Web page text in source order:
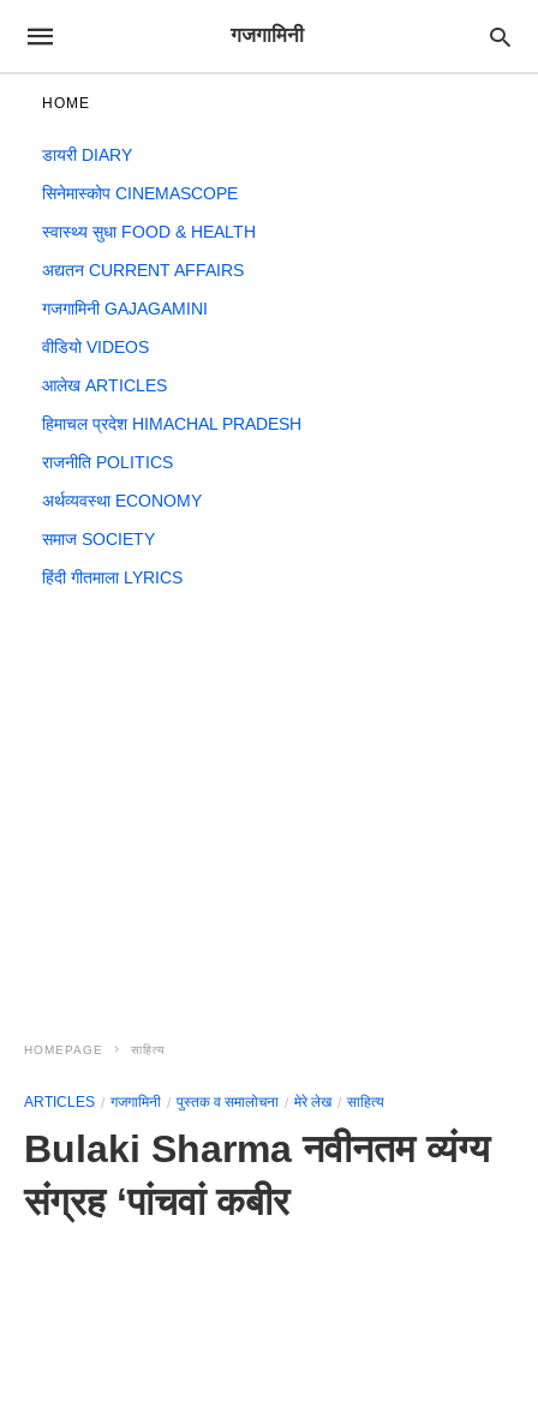
गजगामिनी
HOME
डायरी DIARY
सिनेमास्कोप CINEMASCOPE
स्वास्थ्य सुधा FOOD & HEALTH
अद्यतन CURRENT AFFAIRS
गजगामिनी GAJAGAMINI
वीडियो VIDEOS
आलेख ARTICLES
हिमाचल प्रदेश HIMACHAL PRADESH
राजनीति POLITICS
अर्थव्यवस्था ECONOMY
समाज SOCIETY
हिंदी गीतमाला LYRICS
HOMEPAGE साहित्य
ARTICLES गजगामिनी पुस्तक व समालोचना मेरे लेख साहित्य
Bulaki Sharma नवीनतम व्यंग्य
संग्रह ‘पांचवां कबीर